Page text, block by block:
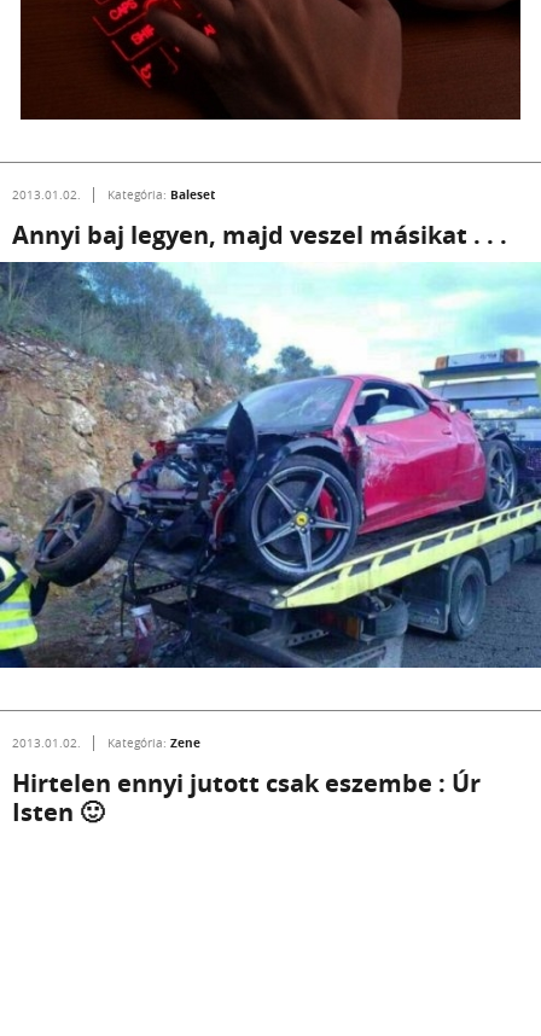
2013.01.02. Kategória: Baleset
Annyi baj legyen, majd veszel másikat . . .
2013.01.02. Kategória: Zene
Hirtelen ennyi jutott csak eszembe : Úr
Isten 🙂